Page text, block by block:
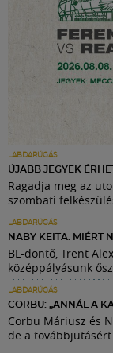
LABDARÚGÁS
ÚJABB JEGYEK
Ragadja meg az
szombati
LABDARÚGÁS
NABY KEITA: MIÉRT
BL-döntő, Trent
középpályásunk
LABDARÚGÁS
CORBU: „ANNÁL A
Corbu Máriusz és
de a továbbjutásért